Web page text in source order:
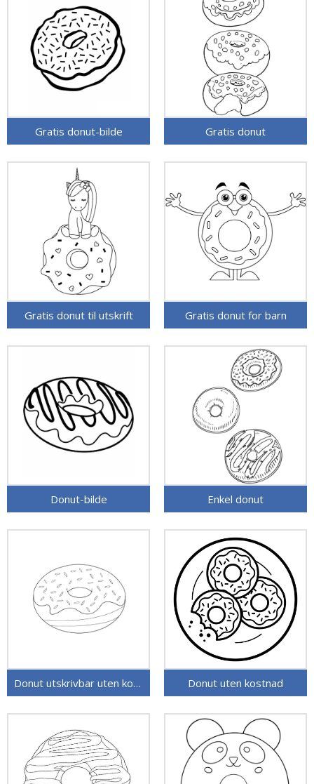
Gratis donut-bilde Gratis donut
Gratis donut til utskrift Gratis donut for barn
Donut-bilde Enkel donut
Donut utskrivbar uten kostnad Donut uten kostnad